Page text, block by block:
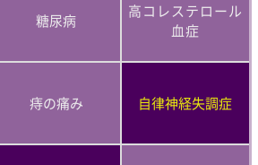
糖尿病
高コレステロール
血症
痔の痛み 自律神経失調症